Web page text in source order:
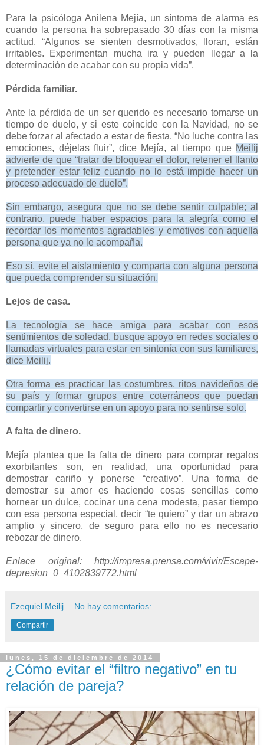
Para la psicóloga Anilena Mejía, un síntoma de alarma es
cuando la persona ha sobrepasado 30 días con la misma
actitud. “Algunos se sienten desmotivados, lloran, están
irritables. Experimentan mucha ira y pueden llegar a la
determinación de acabar con su propia vida”.
Pérdida familiar.
Ante la pérdida de un ser querido es necesario tomarse un
tiempo de duelo, y si este coincide con la Navidad, no se
debe forzar al afectado a estar de fiesta. “No luche contra las
emociones, déjelas fluir”, dice Mejía, al tiempo que Meilij
advierte de que “tratar de bloquear el dolor, retener el llanto
y pretender estar feliz cuando no lo está impide hacer un
proceso adecuado de duelo”.
Sin embargo, asegura que no se debe sentir culpable; al
contrario, puede haber espacios para la alegría como el
recordar los momentos agradables y emotivos con aquella
persona que ya no le acompaña.
Eso sí, evite el aislamiento y comparta con alguna persona
que pueda comprender su situación.
Lejos de casa.
La tecnología se hace amiga para acabar con esos
sentimientos de soledad, busque apoyo en redes sociales o
llamadas virtuales para estar en sintonía con sus familiares,
dice Meilij.
Otra forma es practicar las costumbres, ritos navideños de
su país y formar grupos entre coterráneos que puedan
compartir y convertirse en un apoyo para no sentirse solo.
A falta de dinero.
Mejía plantea que la falta de dinero para comprar regalos
exorbitantes son, en realidad, una oportunidad para
demostrar cariño y ponerse “creativo”. Una forma de
demostrar su amor es haciendo cosas sencillas como
hornear un dulce, cocinar una cena modesta, pasar tiempo
con esa persona especial, decir “te quiero” y dar un abrazo
amplio y sincero, de seguro para ello no es necesario
rebozar de dinero.
Enlace original: http://impresa.prensa.com/vivir/Escape-
depresion_0_4102839772.html
Ezequiel Meilij No hay comentarios:
Compartir
lunes, 15 de diciembre de 2014
¿Cómo evitar el “filtro negativo” en tu
relación de pareja?